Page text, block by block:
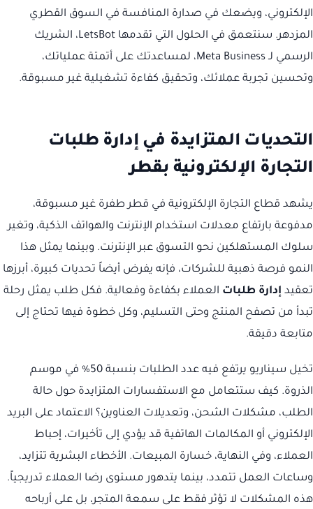
الإلكتروني، ويضعك في صدارة المنافسة في السوق القطري
المزدهر. سنتعمق في الحلول التي تقدمها LetsBot، الشريك
الرسمي لـ Meta Business، لمساعدتك على أتمتة عملياتك،
وتحسين تجربة عملائك، وتحقيق كفاءة تشغيلية غير مسبوقة.
التحديات المتزايدة في إدارة طلبات
التجارة الإلكترونية بقطر
يشهد قطاع التجارة الإلكترونية في قطر طفرة غير مسبوقة،
مدفوعة بارتفاع معدلات استخدام الإنترنت والهواتف الذكية، وتغير
سلوك المستهلكين نحو التسوق عبر الإنترنت. وبينما يمثل هذا
النمو فرصة ذهبية للشركات، فإنه يفرض أيضاً تحديات كبيرة، أبرزها
تعقيد إدارة طلبات العملاء بكفاءة وفعالية. فكل طلب يمثل رحلة
تبدأ من تصفح المنتج وحتى التسليم، وكل خطوة فيها تحتاج إلى
متابعة دقيقة.
تخيل سيناريو يرتفع فيه عدد الطلبات بنسبة 50% في موسم
الذروة. كيف ستتعامل مع الاستفسارات المتزايدة حول حالة
الطلب، مشكلات الشحن، وتعديلات العناوين؟ الاعتماد على البريد
الإلكتروني أو المكالمات الهاتفية قد يؤدي إلى تأخيرات، إحباط
العملاء، وفي النهاية، خسارة المبيعات. الأخطاء البشرية تتزايد،
وساعات العمل تتمدد، بينما يتدهور مستوى رضا العملاء تدريجياً.
هذه المشكلات لا تؤثر فقط على سمعة المتجر، بل على أرباحه